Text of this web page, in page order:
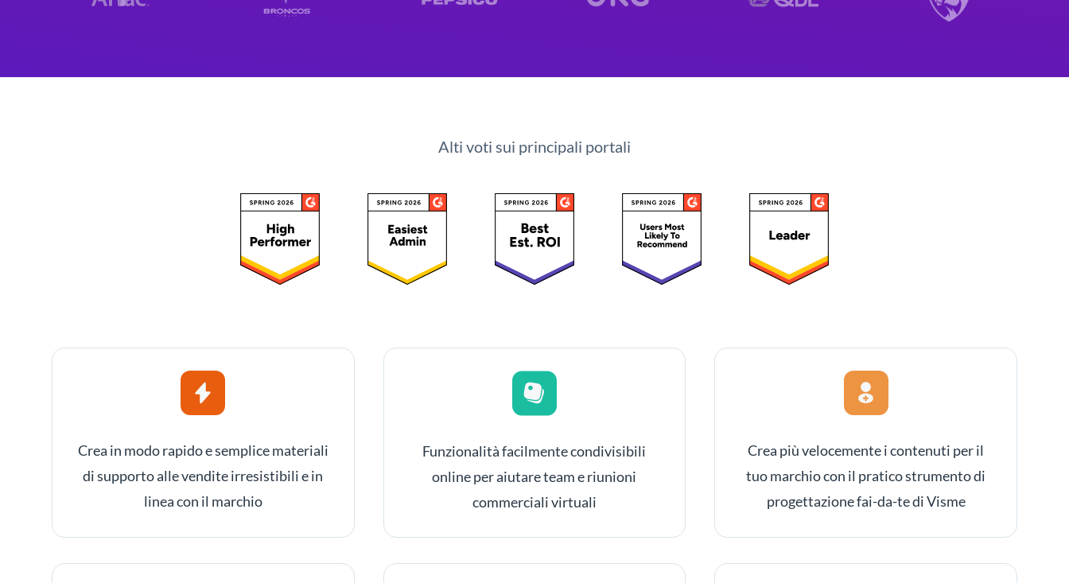
Alti voti sui principali portali
Crea in modo rapido e semplice materiali
di supporto alle vendite irresistibili e in
linea con il marchio
Funzionalità facilmente condivisibili
online per aiutare team e riunioni
commerciali virtuali
Crea più velocemente i contenuti per il
tuo marchio con il pratico strumento di
progettazione fai-da-te di Visme